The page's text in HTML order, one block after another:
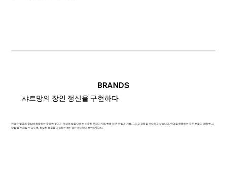
BRANDS
샤르망의 장인 정신을 구현하다
안경은 얼굴의 중심에 착용하는 중요한 것이자, 개성에 빛을 더하는 소중한 존재이기에, 한층 더 큰 안심과 기쁨, 그리고 감동을 선사하고 싶습니다. 안경을 착용하는 모든 분들이 '쾌적한 시
생활'을 누리실 수 있도록, 확실한 품질을 고집하는 혁신적인 아이웨어 브랜드입니다.